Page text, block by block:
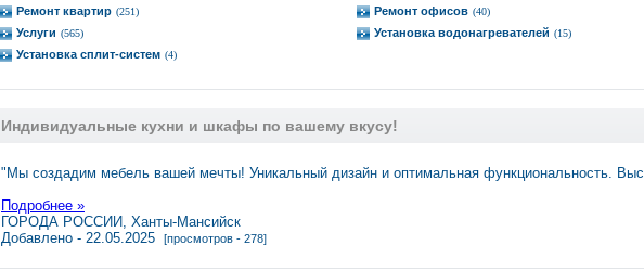
Ремонт квартир (251) Ремонт офисов (40)
Услуги (565) Установка водонагревателей (15)
Установка сплит-систем (4)
Индивидуальные кухни и шкафы по вашему вкусу!
"Мы создадим мебель вашей мечты! Уникальный дизайн и оптимальная функциональность.
Подробнее »
ГОРОДА РОССИИ, Ханты-Мансийск
Добавлено - 22.05.2025
[просмотров - 278]